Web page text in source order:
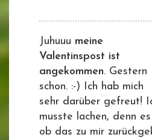
Juhuuu meine
Valentinspost ist
angekommen. Gestern
schon. :-) Ich hab mich
sehr darüber gefreut!
musste lachen, denn
ob das zu mir